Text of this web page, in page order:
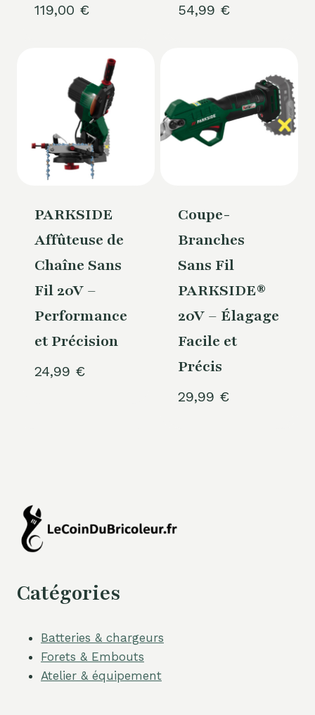
119,00 € 54,99 €
PARKSIDE
Affûteuse de
Chaîne Sans
Fil 20V –
Performance
et Précision
24,99 €
Coupe-
Branches
Sans Fil
PARKSIDE®
20V – Élagage
Facile et
Précis
29,99 €
Catégories
Batteries & chargeurs
Forets & Embouts
Atelier & équipement